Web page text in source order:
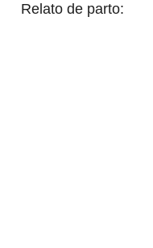
Relato de parto: